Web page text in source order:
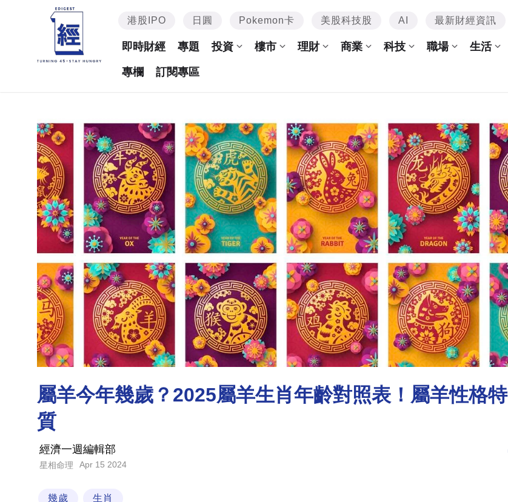
港股IPO 日圓 Pokemon卡 美股科技股 AI 最新財經資訊
即時財經 專題 投資 樓市 理財 商業 科技 職場 生活
專欄 訂閱專區
屬羊今年幾歲？2025屬羊生肖年齡對照表！屬羊性格特
質
經濟一週編輯部
星相命理 Apr 15 2024
幾歲 生肖